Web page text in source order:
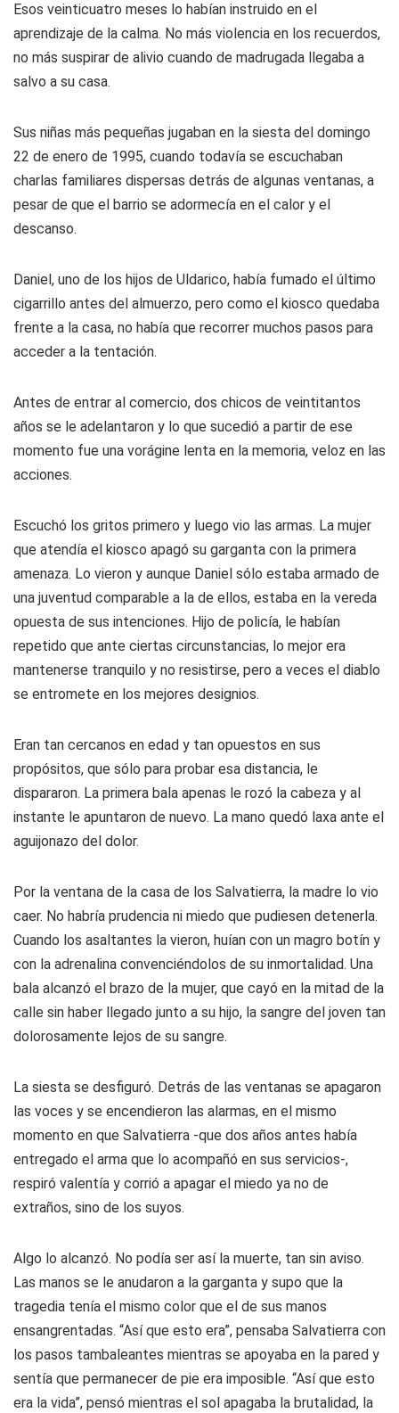
Esos veinticuatro meses lo habían instruido en el
aprendizaje de la calma. No más violencia en los recuerdos,
no más suspirar de alivio cuando de madrugada llegaba a
salvo a su casa.
Sus niñas más pequeñas jugaban en la siesta del domingo
22 de enero de 1995, cuando todavía se escuchaban
charlas familiares dispersas detrás de algunas ventanas, a
pesar de que el barrio se adormecía en el calor y el
descanso.
Daniel, uno de los hijos de Uldarico, había fumado el último
cigarrillo antes del almuerzo, pero como el kiosco quedaba
frente a la casa, no había que recorrer muchos pasos para
acceder a la tentación.
Antes de entrar al comercio, dos chicos de veintitantos
años se le adelantaron y lo que sucedió a partir de ese
momento fue una vorágine lenta en la memoria, veloz en las
acciones.
Escuchó los gritos primero y luego vio las armas. La mujer
que atendía el kiosco apagó su garganta con la primera
amenaza. Lo vieron y aunque Daniel sólo estaba armado de
una juventud comparable a la de ellos, estaba en la vereda
opuesta de sus intenciones. Hijo de policía, le habían
repetido que ante ciertas circunstancias, lo mejor era
mantenerse tranquilo y no resistirse, pero a veces el diablo
se entromete en los mejores designios.
Eran tan cercanos en edad y tan opuestos en sus
propósitos, que sólo para probar esa distancia, le
dispararon. La primera bala apenas le rozó la cabeza y al
instante le apuntaron de nuevo. La mano quedó laxa ante el
aguijonazo del dolor.
Por la ventana de la casa de los Salvatierra, la madre lo vio
caer. No habría prudencia ni miedo que pudiesen detenerla.
Cuando los asaltantes la vieron, huían con un magro botín y
con la adrenalina convenciéndolos de su inmortalidad. Una
bala alcanzó el brazo de la mujer, que cayó en la mitad de la
calle sin haber llegado junto a su hijo, la sangre del joven tan
dolorosamente lejos de su sangre.
La siesta se desfiguró. Detrás de las ventanas se apagaron
las voces y se encendieron las alarmas, en el mismo
momento en que Salvatierra -que dos años antes había
entregado el arma que lo acompañó en sus servicios-,
respiró valentía y corrió a apagar el miedo ya no de
extraños, sino de los suyos.
Algo lo alcanzó. No podía ser así la muerte, tan sin aviso.
Las manos se le anudaron a la garganta y supo que la
tragedia tenía el mismo color que el de sus manos
ensangrentadas. “Así que esto era”, pensaba Salvatierra con
los pasos tambaleantes mientras se apoyaba en la pared y
sentía que permanecer de pie era imposible. “Así que esto
era la vida”, pensó mientras el sol apagaba la brutalidad, la